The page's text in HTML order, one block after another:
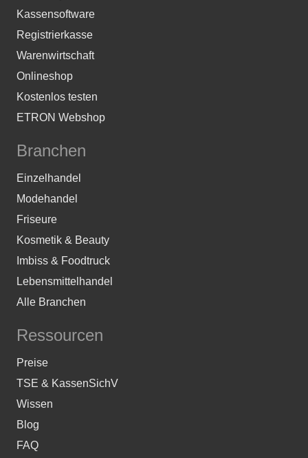
Kassensoftware
Registrierkasse
Warenwirtschaft
Onlineshop
Kostenlos testen
ETRON Webshop
Branchen
Einzelhandel
Modehandel
Friseure
Kosmetik & Beauty
Imbiss & Foodtruck
Lebensmittelhandel
Alle Branchen
Ressourcen
Preise
TSE & KassenSichV
Wissen
Blog
FAQ